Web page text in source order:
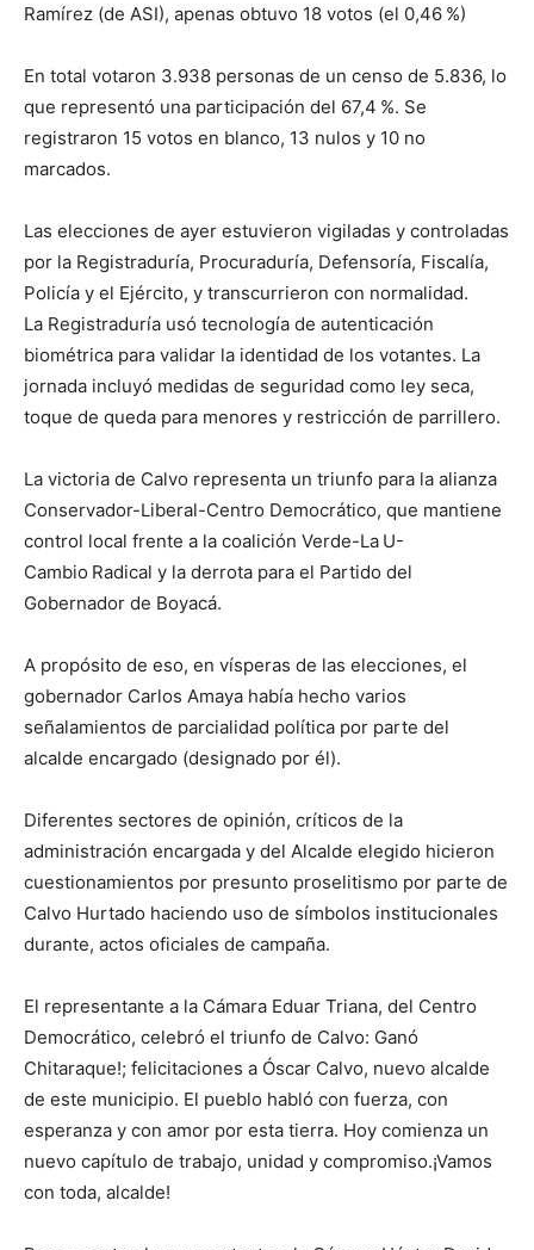
Ramírez (de ASI), apenas obtuvo 18 votos (el 0,46 %)
En total votaron 3.938 personas de un censo de 5.836, lo
que representó una participación del 67,4 %. Se
registraron 15 votos en blanco, 13 nulos y 10 no
marcados.
Las elecciones de ayer estuvieron vigiladas y controladas
por la Registraduría, Procuraduría, Defensoría, Fiscalía,
Policía y el Ejército, y transcurrieron con normalidad.
La Registraduría usó tecnología de autenticación
biométrica para validar la identidad de los votantes. La
jornada incluyó medidas de seguridad como ley seca,
toque de queda para menores y restricción de parrillero.
La victoria de Calvo representa un triunfo para la alianza
Conservador-Liberal-Centro Democrático, que mantiene
control local frente a la coalición Verde-La U-
Cambio Radical y la derrota para el Partido del
Gobernador de Boyacá.
A propósito de eso, en vísperas de las elecciones, el
gobernador Carlos Amaya había hecho varios
señalamientos de parcialidad política por parte del
alcalde encargado (designado por él).
Diferentes sectores de opinión, críticos de la
administración encargada y del Alcalde elegido hicieron
cuestionamientos por presunto proselitismo por parte de
Calvo Hurtado haciendo uso de símbolos institucionales
durante, actos oficiales de campaña.
El representante a la Cámara Eduar Triana, del Centro
Democrático, celebró el triunfo de Calvo: Ganó
Chitaraque!; felicitaciones a Óscar Calvo, nuevo alcalde
de este municipio. El pueblo habló con fuerza, con
esperanza y con amor por esta tierra. Hoy comienza un
nuevo capítulo de trabajo, unidad y compromiso.¡Vamos
con toda, alcalde!